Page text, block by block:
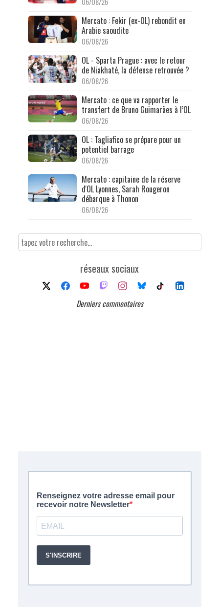
Mercato : Fekir (ex-OL) rebondit en
Arabie saoudite
06/08/26
OL - Sparta Prague : avec le retour
de Niakhaté, la défense retrouvée ?
06/08/26
Mercato : ce que va rapporter le
transfert de Bruno Guimarães à l’OL
06/08/26
OL : Tagliafico se prépare pour un
potentiel barrage
06/08/26
Mercato : capitaine de la réserve
d'OL Lyonnes, Sarah Rougeron
débarque à Thonon
06/08/26
réseaux sociaux
Derniers commentaires